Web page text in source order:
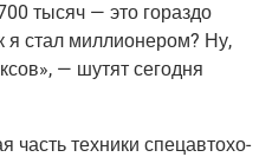
тысяч — это гораз­до
я стал мил­ли­о­не­ром? Ну,
— шутят сего­дня
часть тех­ни­ки спе­цав­то­хо­